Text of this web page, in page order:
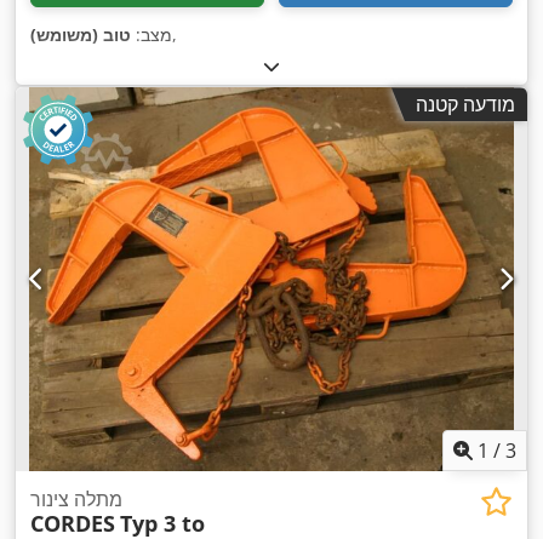
מצב: טוב (משומש) ,
מודעה קטנה
1 /3
מתלה צינור
CORDESTyp 3 to